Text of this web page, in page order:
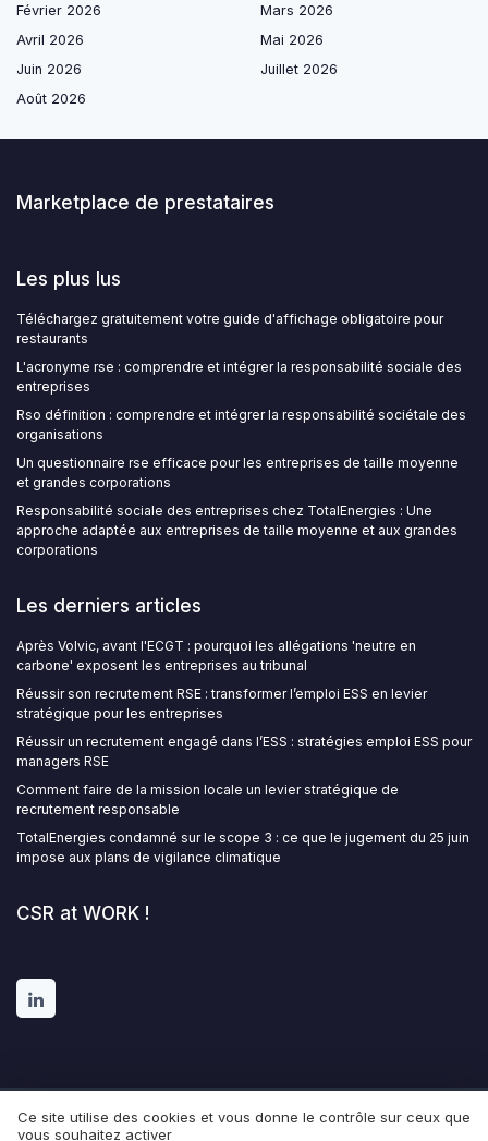
Février 2026
Mars 2026
Avril 2026
Mai 2026
Juin 2026
Juillet 2026
Août 2026
Marketplace de prestataires
Les plus lus
Téléchargez gratuitement votre guide d'affichage obligatoire pour
restaurants
L'acronyme rse : comprendre et intégrer la responsabilité sociale des
entreprises
Rso définition : comprendre et intégrer la responsabilité sociétale des
organisations
Un questionnaire rse efficace pour les entreprises de taille moyenne
et grandes corporations
Responsabilité sociale des entreprises chez TotalEnergies : Une
approche adaptée aux entreprises de taille moyenne et aux grandes
corporations
Les derniers articles
Après Volvic, avant l'ECGT : pourquoi les allégations 'neutre en
carbone' exposent les entreprises au tribunal
Réussir son recrutement RSE : transformer l’emploi ESS en levier
stratégique pour les entreprises
Réussir un recrutement engagé dans l’ESS : stratégies emploi ESS pour
managers RSE
Comment faire de la mission locale un levier stratégique de
recrutement responsable
TotalEnergies condamné sur le scope 3 : ce que le jugement du 25 juin
impose aux plans de vigilance climatique
CSR at WORK !
Mentions légales Politique de confidentialité
Grande
Ce site utilise des cookies et vous donne le contrôle sur ceux que
vous souhaitez activer